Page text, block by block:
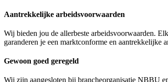
Aantrekkelijke arbeidsvoorwaarden
Wij bieden jou de allerbeste arbeidsvoorwaarden.
garanderen je een marktconforme en aantrekkelijke
Gewoon goed geregeld
Wij zijn aangesloten bij brancheorganisatie NBBU